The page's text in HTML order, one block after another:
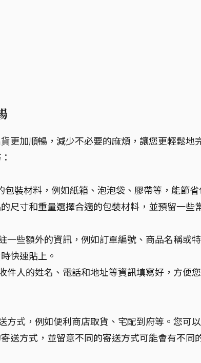
更加順暢，減少不必要的麻煩，讓您更輕鬆地
包裝材料，例如紙箱、泡泡袋、膠帶等，能節
尺寸和重量選擇合適的包裝材料，並預留一些
一些額外的資訊，例如訂單編號、商品名稱或
快速貼上。
件人的姓名、電話和地址等資訊填寫好，方便
方式，例如便利商店取貨、宅配到府等。您可
送方式，並留意不同的寄送方式可能會有不同